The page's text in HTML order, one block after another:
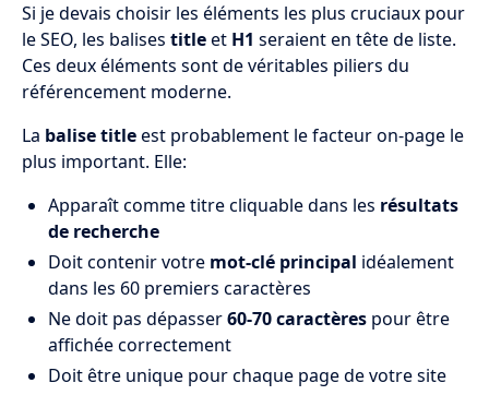
Si je devais choisir les éléments les plus cruciaux pour
le SEO, les balises titleet H1 seraient en tête de liste.
Ces deux éléments sont de véritables piliers du
référencement moderne.
La balise titleest probablement le facteur on-page le
plus important. Elle:
Apparaît comme titre cliquable dans les résultats
de recherche
Doit contenir votre mot-clé principal idéalement
dans les 60 premiers caractères
Ne doit pas dépasser60-70 caractères pour être
affichée correctement
Doit être unique pour chaque page de votre site